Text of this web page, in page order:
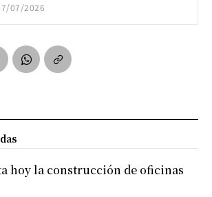
07/2026
hoy la construcción de oficinas